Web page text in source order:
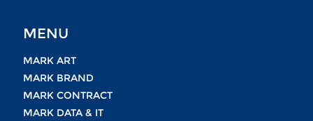
MENU
MARK ART
MARK BRAND
MARK CONTRACT
MARK DATA & IT